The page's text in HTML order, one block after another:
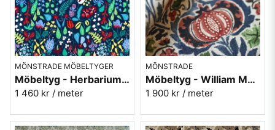
MÖNSTRADE MÖBELTYGER
Möbeltyg - Herbarium blå - Ljungbergs Textil
1 460 kr / meter
MÖNSTRADE
Möbeltyg - William Morris - Little Chintz - indigo/carmine
1 900 kr / meter